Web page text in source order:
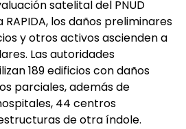
satelital del PNUD
los daños preliminares
y otros activos ascienden a
Las autoridades
189 edificios con daños
parciales, además de
44 centros
de otra índole.